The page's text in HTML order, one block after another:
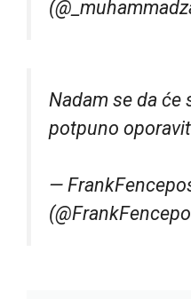
Nadam se da će
potpuno
—